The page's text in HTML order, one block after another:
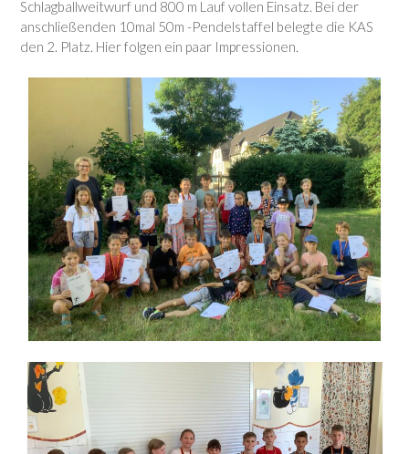
Schlagballweitwurf und 800 m Lauf vollen Einsatz. Bei der
anschließenden 10mal 50m -Pendelstaffel belegte die KAS
den 2. Platz. Hier folgen ein paar Impressionen.